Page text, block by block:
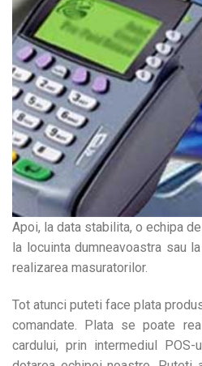
Apoi, la data stabilita, o echipa
la locuinta dumneavoastra sau
realizarea masuratorilor.
Tot atunci puteti face plata
comandate. Plata se poate
cardului, prin intermediul